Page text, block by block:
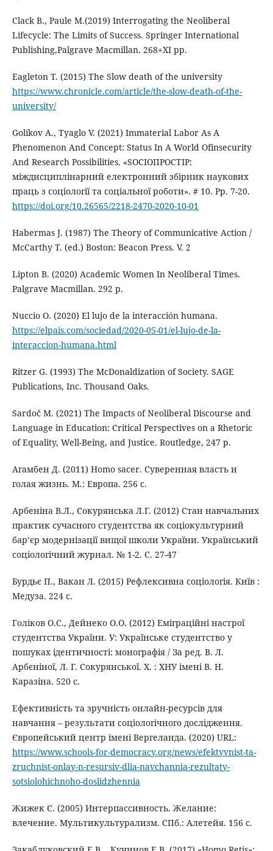
Clack B., Paule M.(2019) Interrogating the Neoliberal
Lifecycle: The Limits of Success. Springer International
Publishing,Palgrave Macmillan. 268+XI pp.
Eagleton T. (2015) The Slow death of the university
https://www.chronicle.com/article/the-slow-death-of-the-
university/
Golikov A., Tyaglo V. (2021) Immaterial Labor As A
Phenomenon And Concept: Status In A World Ofinsecurity
And Research Possibilities. «SOCIOПРОСТІР:
міждисциплінарний електронний збірник наукових
праць з соціології та соціальної роботи». # 10. Pp. 7-20.
https://doi.org/10.26565/2218-2470-2020-10-01
Habermas J. (1987) The Theory of Communicative Action /
McCarthy T. (ed.) Boston: Beacon Press. V. 2
Lipton B. (2020) Academic Women In Neoliberal Times.
Palgrave Macmillan. 292 p.
Nuccio O. (2020) El lujo de la interacción humana.
https://elpais.com/sociedad/2020-05-01/el-lujo-de-la-
interaccion-humana.html
Ritzer G. (1993) The McDonaldization of Society. SAGE
Publications, Inc. Thousand Oaks.
Sardoč M. (2021) The Impacts of Neoliberal Discourse and
Language in Education: Critical Perspectives on a Rhetoric
of Equality, Well-Being, and Justice. Routledge, 247 p.
Агамбен Д. (2011) Homo sacer. Суверенная власть и
голая жизнь. М.: Европа. 256 с.
Арбеніна В.Л., Сокурянська Л.Г. (2012) Стан навчальних
практик сучасного студентства як соціокультурний
бар’єр модернізації вищої школи України. Український
соціологічний журнал. № 1-2. С. 27-47
Бурдьє П., Вакан Л. (2015) Рефлексивна соціологія. Київ :
Медуза. 224 с.
Голіков О.С., Дейнеко О.О. (2012) Еміграційні настрої
студентства України. У: Українське студентство у
пошуках ідентичності: монографія / За ред. В. Л.
Арбєніної, Л. Г. Сокурянської. Х. : ХНУ імені В. Н.
Каразіна. 520 с.
Ефективність та зручність онлайн-ресурсів для
навчання – результати соціологічного дослідження.
Європейський центр імені Вергеланда. (2020) URL:
https://www.schools-for-democracy.org/news/efektyvnist-ta-
zruchnist-onlay-n-resursiv-dlia-navchannia-rezultaty-
sotsiolohichnoho-doslidzhennia
Жижек С. (2005) Интерпассивность. Желание:
влечение. Мультикультурализм. СПб.: Алетейя. 156 c.